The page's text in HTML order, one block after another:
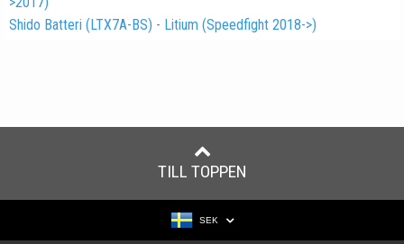
Shido Batteri (LTX7A-BS) - Litium (Speedfight 2018->)
TILL TOPPEN
SEK